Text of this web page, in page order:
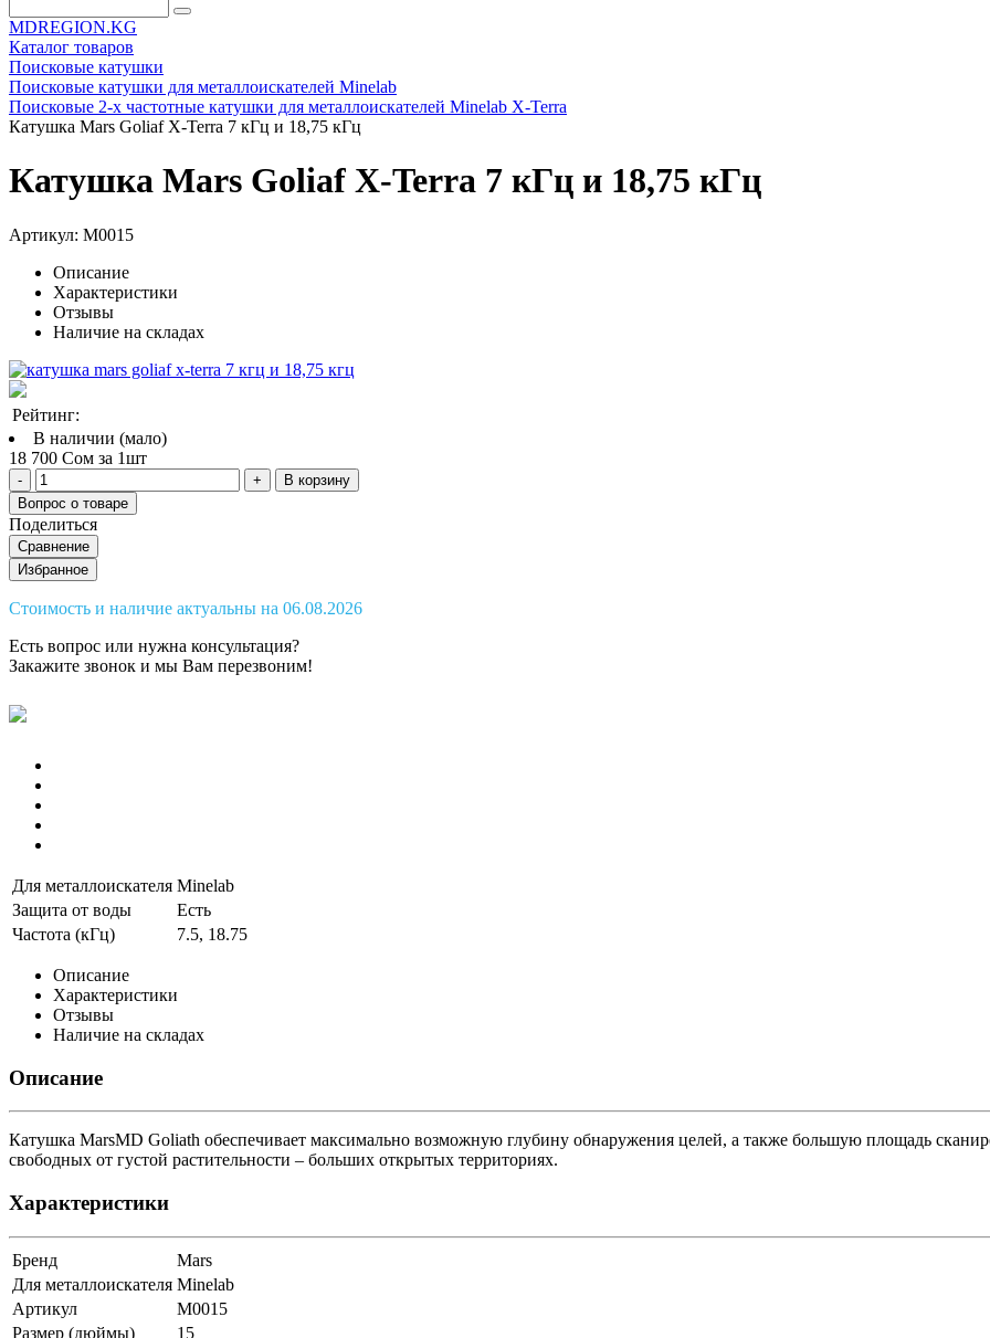
MDREGION.KG
Каталог товаров
Поисковые катушки
Поисковые катушки для металлоискателей Minelab
Поисковые 2-х частотные катушки для металлоискателей Minelab X-Terra
Катушка Mars Goliaf X-Terra 7 кГц и 18,75 кГц
Катушка Mars Goliaf X-Terra 7 кГц и 18,75 кГц
Артикул: M0015
Описание
Характеристики
Отзывы
Наличие на складах
Рейтинг:
В наличии (мало)
18 700 Сом за 1шт
В корзину
Вопрос о товаре
Поделиться
Сравнение
Избранное
Стоимость и наличие актуальны на 06.08.2026
Есть вопрос или нужна консультация?
Закажите звонок и мы Вам перезвоним!
Для металлоискателя Minelab
Защита от воды
Есть
Частота (кГц)
7.5, 18.75
Описание
Характеристики
Отзывы
Наличие на складах
Описание
Катушка MarsMD Goliath обеспечивает максимально возможную глубину обнаружения целей, а также большую площадь
свободных от густой растительности – больших открытых территориях.
Характеристики
Бренд
Mars
Для металлоискателя Minelab
Артикул
M0015
Размер (дюймы)
15